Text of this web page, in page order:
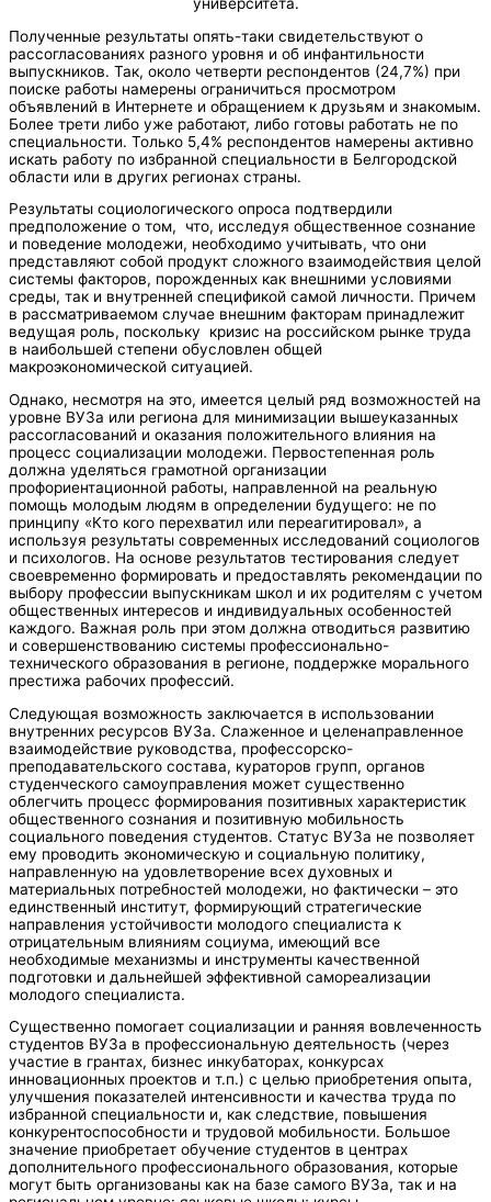
Полученные результаты опять-таки свидетельствуют о
рассогласованиях разного уровня и об инфантильности
выпускников. Так, около четверти респондентов (24,7%) при
поиске работы намерены ограничиться просмотром
объявлений в Интернете и обращением к друзьям и знакомым.
Более трети либо уже работают, либо готовы работать не по
специальности. Только 5,4% респондентов намерены активно
искать работу по избранной специальности в Белгородской
области или в других регионах страны.
Результаты социологического опроса подтвердили
предположение о том, что, исследуя общественное сознание
и поведение молодежи, необходимо учитывать, что они
представляют собой продукт сложного взаимодействия целой
системы факторов, порожденных как внешними условиями
среды, так и внутренней спецификой самой личности. Причем
в рассматриваемом случае внешним факторам принадлежит
ведущая роль, поскольку кризис на российском рынке труда
в наибольшей степени обусловлен общей
макроэкономической ситуацией.
Однако, несмотря на это, имеется целый ряд возможностей на
уровне ВУЗа или региона для минимизации вышеуказанных
рассогласований и оказания положительного влияния на
процесс социализации молодежи. Первостепенная роль
должна уделяться грамотной организации
профориентационной работы, направленной на реальную
помощь молодым людям в определении будущего: не по
принципу «Кто кого перехватил или переагитировал», а
используя результаты современных исследований социологов
и психологов. На основе результатов тестирования следует
своевременно формировать и предоставлять рекомендации по
выбору профессии выпускникам школ и их родителям с учетом
общественных интересов и индивидуальных особенностей
каждого. Важная роль при этом должна отводиться развитию
и совершенствованию системы профессионально-
технического образования в регионе, поддержке морального
престижа рабочих профессий.
Следующая возможность заключается в использовании
внутренних ресурсов ВУЗа. Слаженное и целенаправленное
взаимодействие руководства, профессорско-
преподавательского состава, кураторов групп, органов
студенческого самоуправления может существенно
облегчить процесс формирования позитивных характеристик
общественного сознания и позитивную мобильность
социального поведения студентов. Статус ВУЗа не позволяет
ему проводить экономическую и социальную политику,
направленную на удовлетворение всех духовных и
материальных потребностей молодежи, но фактически – это
единственный институт, формирующий стратегические
направления устойчивости молодого специалиста к
отрицательным влияниям социума, имеющий все
необходимые механизмы и инструменты качественной
подготовки и дальнейшей эффективной самореализации
молодого специалиста.
Существенно помогает социализации и ранняя вовлеченность
студентов ВУЗа в профессиональную деятельность (через
участие в грантах, бизнес инкубаторах, конкурсах
инновационных проектов и т.п.) с целью приобретения опыта,
улучшения показателей интенсивности и качества труда по
избранной специальности и, как следствие, повышения
конкурентоспособности и трудовой мобильности. Большое
значение приобретает обучение студентов в центрах
дополнительного профессионального образования, которые
могут быть организованы как на базе самого ВУЗа, так и на